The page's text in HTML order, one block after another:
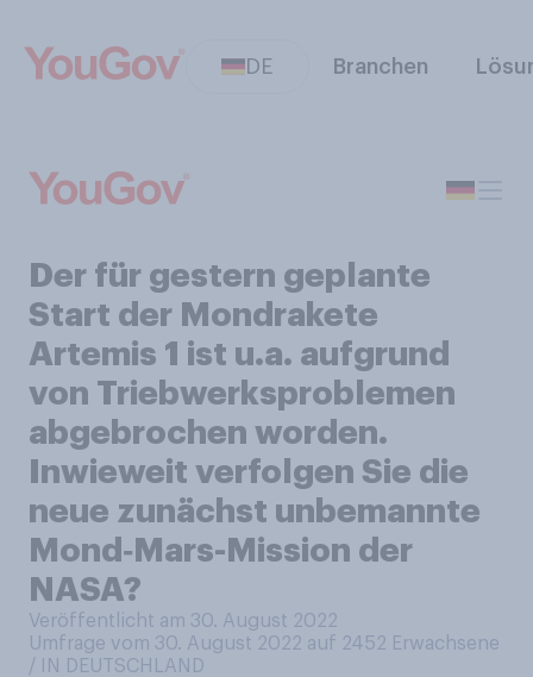
DE Branchen
Der für gestern geplante
Start der Mondrakete
Artemis 1 ist u.a. aufgrund
von Triebwerksproblemen
abgebrochen worden.
Inwieweit verfolgen Sie die
neue zunächst unbemannte
Mond‑Mars-Mission der
NASA?
Veröffentlicht am 30. August 2022
Umfrage vom 30. August 2022 auf 2452 Erwachsene
/ IN DEUTSCHLAND